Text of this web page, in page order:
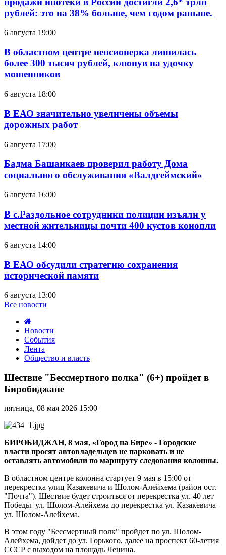
рублей: это на 38% больше, чем годом раньше.
6 августа 19:00
В областном центре пенсионерка лишилась
более 300 тысяч рублей, клюнув на удочку
мошенников
6 августа 18:00
В ЕАО значительно увеличены объемы
дорожных работ
6 августа 17:00
Бадма Башанкаев проверил работу Дома
социального обслуживания «Валдгеймский»
6 августа 16:00
В с.Раздольное сотрудники полиции изъяли у
местной жительницы почти 400 кустов конопли
6 августа 14:00
В ЕАО обсудили стратегию сохранения
исторической памяти
6 августа 13:00
Все новости
Новости
События
Лента
Общество и власть
"Бессмертного
полка"
(6+)
в
Биробиджане
Шествие "Бессмертного полка" (6+) пройдет в
Биробиджане
пятница, 08 мая 2026 15:00
БИРОБИДЖАН, 8 мая, «Город на Бире» - Городские
власти просят автовладельцев не парковать и не
оставлять автомобили по маршруту следования колонны.
В областном центре колонна стартует 9 мая в 15:00 от
перекрестка улиц Казакевича и Шолом-Алейхема (район ост.
"Почта"). Шествие будет строиться от перекрестка ул. 40 лет
Победы–ул. Шолом-Алейхема до перекрестка ул. Казакевича–
ул. Шолом-Алейхема.
В этом году "Бессмертный полк" пройдет по ул. Шолом-
Алейхема, дойдет до ул. Горького, далее на проспект 60-летия
СССР с выходом на площадь Ленина.